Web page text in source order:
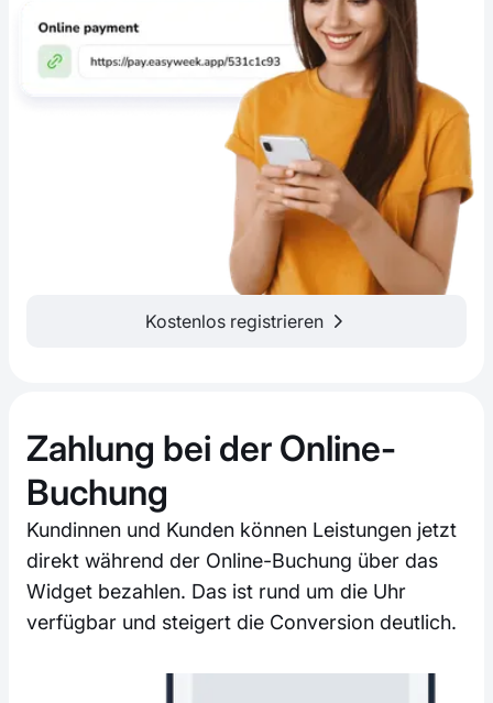
Kostenlos registrieren
Zahlung bei der Online-
Buchung
Kundinnen und Kunden können Leistungen jetzt
direkt während der Online-Buchung über das
Widget bezahlen. Das ist rund um die Uhr
verfügbar und steigert die Conversion deutlich.